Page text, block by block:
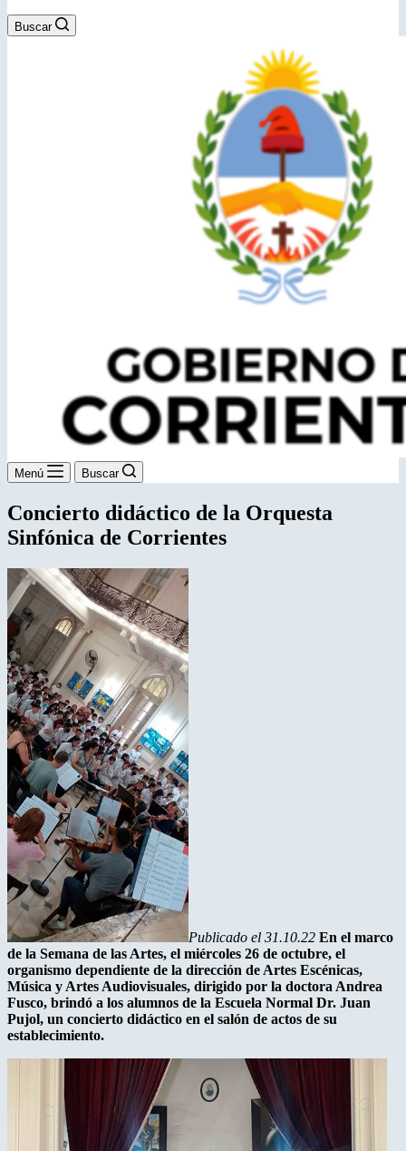
Buscar
Menú Buscar
Concierto didáctico de la Orquesta
Sinfónica de Corrientes
Publicado el 31.10.22 En el marco
de la Semana de las Artes, el miércoles 26 de octubre, el
organismo dependiente de la dirección de Artes Escénicas,
Música y Artes Audiovisuales, dirigido por la doctora Andrea
Fusco, brindó a los alumnos de la Escuela Normal Dr. Juan
Pujol, un concierto didáctico en el salón de actos de su
establecimiento.